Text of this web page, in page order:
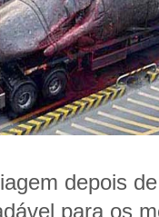
depois
para os